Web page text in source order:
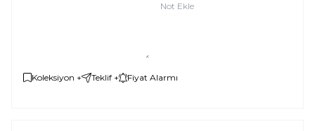
Not Ekle
Koleksiyon + Teklif + Fiyat Alarmı